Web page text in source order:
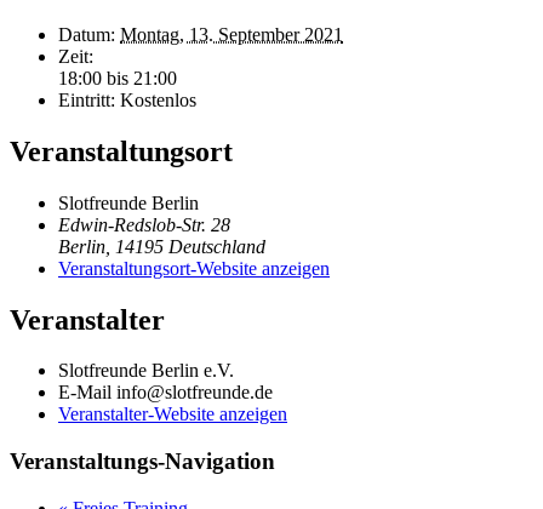
Datum: Montag, 13. September 2021
Zeit:
18:00 bis 21:00
Eintritt: Kostenlos
Veranstaltungsort
Slotfreunde Berlin
Edwin-Redslob-Str. 28
Berlin 14195 Deutschland
Veranstaltungsort-Website anzeigen
Veranstalter
Slotfreunde Berlin e.V.
E-Mail info@slotfreunde.de
Veranstalter-Website anzeigen
Veranstaltungs-Navigation